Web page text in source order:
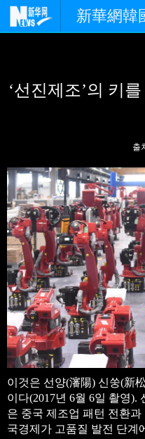
新華網韓
경제
생생 중국어
‘선진제조’의 키
출
이것은 선양(瀋陽) 신쑹(新
이다(2017년 6월 6일 촬영).
은 중국 제조업 패턴 전환
국경제가 고품질 발전 단계